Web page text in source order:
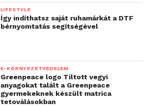
LIFESTYLE
Így indíthatsz saját ruhamárkát a DTF
bérnyomtatás segítségével
E-KÖRNYEZETVÉDELEM
Greenpeace logo Tiltott vegyi
anyagokat talált a Greenpeace
gyermekeknek készült matrica
tetoválásokban